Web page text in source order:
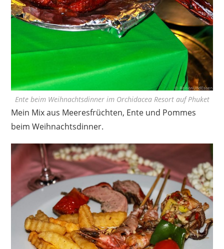
Ente beim Weihnachtsdinner im Orchidacea Resort auf Phuket
Mein Mix aus Meeresfrüchten, Ente und Pommes
beim Weihnachtsdinner.